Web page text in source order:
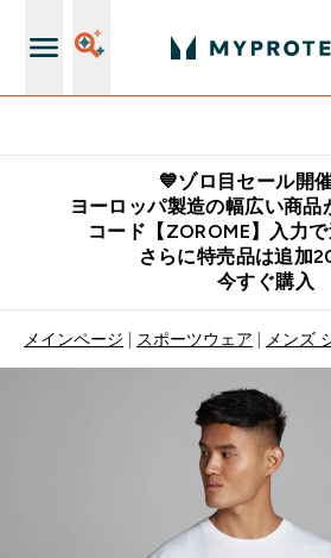
💙ゾロ目セール開
ヨーロッパ製造の幅広い商品
コード【ZOROME】入力
さらに特売品は追加
今すぐ購入
メインページ スポーツウェア メンズ